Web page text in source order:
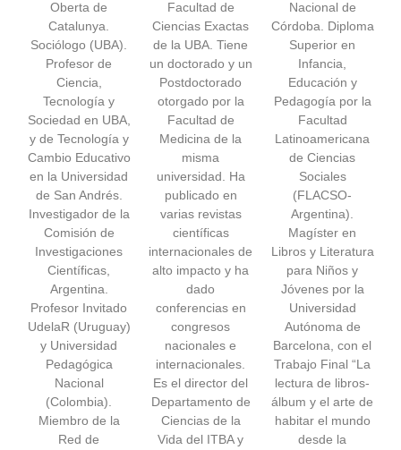
Oberta de
Catalunya.
Sociólogo (UBA).
Profesor de
Ciencia,
Tecnología y
Sociedad en UBA,
y de Tecnología y
Cambio Educativo
en la Universidad
de San Andrés.
Investigador de la
Comisión de
Investigaciones
Científicas,
Argentina.
Profesor Invitado
UdelaR (Uruguay)
y Universidad
Pedagógica
Nacional
(Colombia).
Miembro de la
Red de
Facultad de
Ciencias Exactas
de la UBA. Tiene
un doctorado y un
Postdoctorado
otorgado por la
Facultad de
Medicina de la
misma
universidad. Ha
publicado en
varias revistas
científicas
internacionales de
alto impacto y ha
dado
conferencias en
congresos
nacionales e
internacionales.
Es el director del
Departamento de
Ciencias de la
Vida del ITBA y
Nacional de
Córdoba. Diploma
Superior en
Infancia,
Educación y
Pedagogía por la
Facultad
Latinoamericana
de Ciencias
Sociales
(FLACSO-
Argentina).
Magíster en
Libros y Literatura
para Niños y
Jóvenes por la
Universidad
Autónoma de
Barcelona, con el
Trabajo Final “La
lectura de libros-
álbum y el arte de
habitar el mundo
desde la